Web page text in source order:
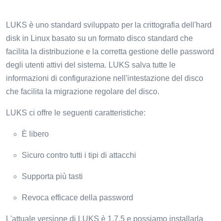
LUKS è uno standard sviluppato per la crittografia dell'hard
disk in Linux basato su un formato disco standard che
facilita la distribuzione e la corretta gestione delle password
degli utenti attivi del sistema. LUKS salva tutte le
informazioni di configurazione nell'intestazione del disco
che facilita la migrazione regolare del disco.
LUKS ci offre le seguenti caratteristiche:
È libero
Sicuro contro tutti i tipi di attacchi
Supporta più tasti
Revoca efficace della password
L'attuale versione di LUKS è 1.7.5 e possiamo installarla